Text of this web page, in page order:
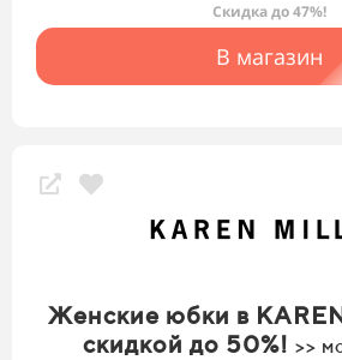
Скидка до 47%!
В магазин
Женские юбки в
скидкой до 50%! >>